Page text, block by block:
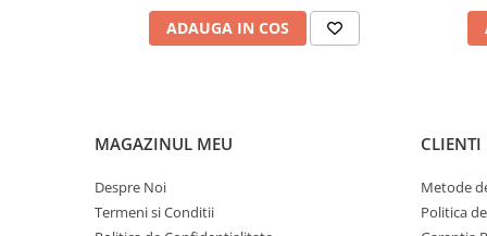
Preiei modelul pe ștampilă
Transferi pe unghie prin mișcare ușoară
Dimensiuni cutie:
Atenționări
Vârsta recomandată:
ADAUGA IN COS
MAGAZINUL MEU
Despre Noi
Termeni si Conditii
CLIENTI
Metode
Politica